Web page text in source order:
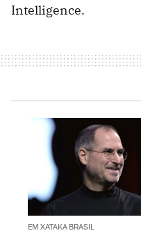
Intelligence.
EM XATAKA BRASIL